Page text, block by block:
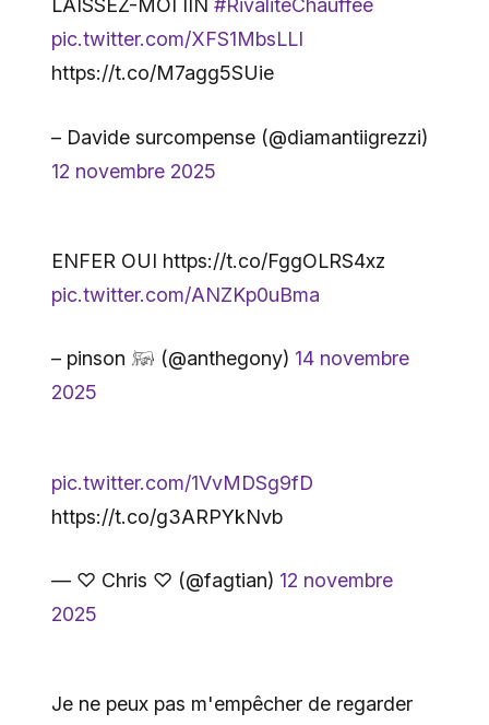
LAISSEZ-MOI IIN #RivalitéChauffée
pic.twitter.com/XFS1MbsLLI
https://t.co/M7agg5SUie
– Davide surcompense (@diamantiigrezzi)
12 novembre 2025
ENFER OUI https://t.co/FggOLRS4xz
pic.twitter.com/ANZKp0uBma
– pinson 𓃖 (@anthegony) 14 novembre
2025
pic.twitter.com/1VvMDSg9fD
https://t.co/g3ARPYkNvb
— ♡ Chris ♡ (@fagtian) 12 novembre
2025
Je ne peux pas m'empêcher de regarder